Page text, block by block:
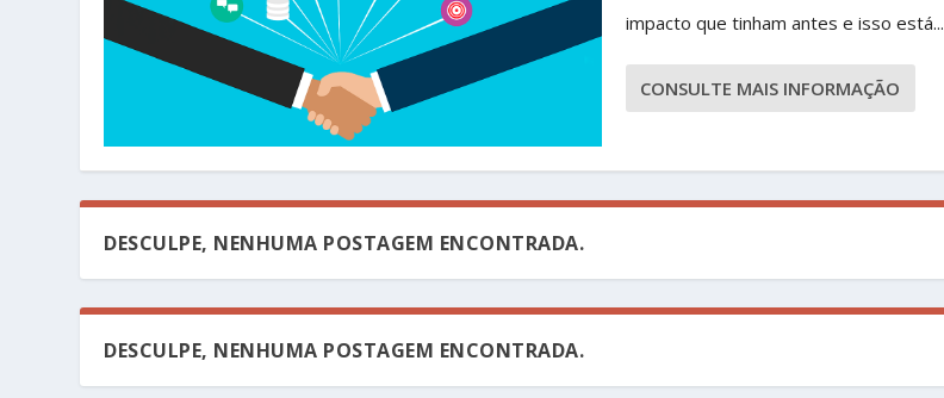
impacto que tinham antes e isso está...
CONSULTE MAIS INFORMAÇÃO
DESCULPE, NENHUMA POSTAGEM ENCONTRADA.
DESCULPE, NENHUMA POSTAGEM ENCONTRADA.